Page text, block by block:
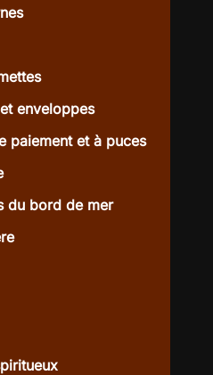
enveloppes
paiement et à puces
du bord de mer